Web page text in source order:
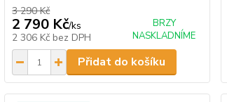
3 290 Kč
2 790 Kč/ks
2 306 Kč bez DPH
BRZY
NASKLADNÍME
Přidat do košíku